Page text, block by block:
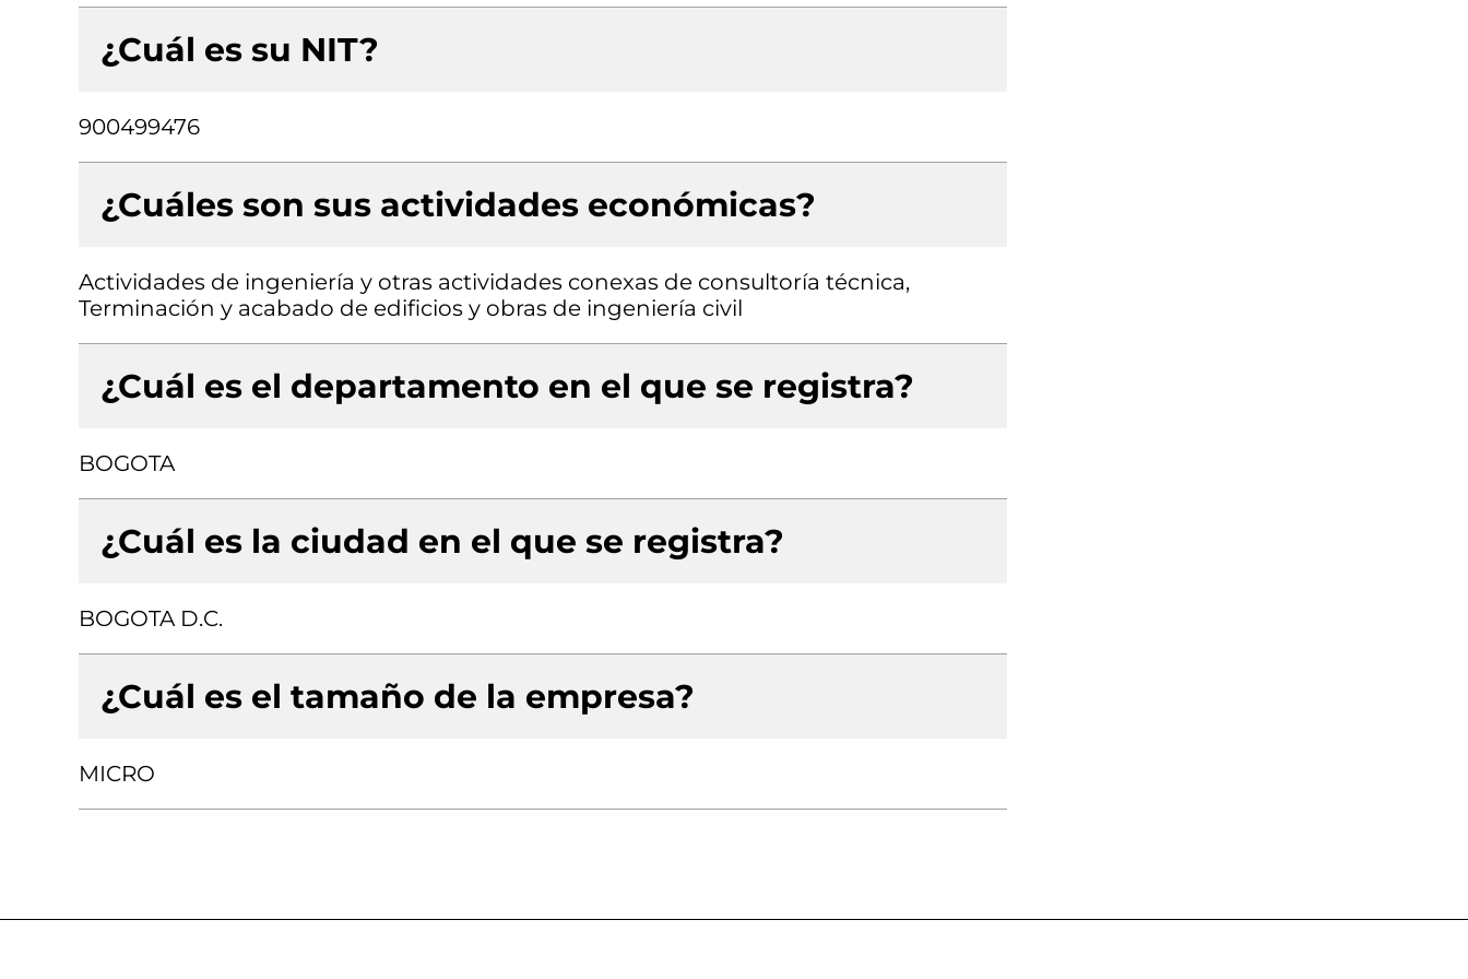
¿Cuál es su NIT?
900499476
¿Cuáles son sus actividades económicas?
Actividades de ingeniería y otras actividades conexas de consultoría técnica,
Terminación y acabado de edificios y obras de ingeniería civil
¿Cuál es el departamento en el que se registra?
BOGOTA
¿Cuál es la ciudad en el que se registra?
BOGOTA D.C.
¿Cuál es el tamaño de la empresa?
MICRO